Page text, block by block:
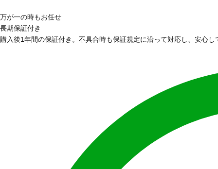
万が一の時もお任せ
長期保証付き
購入後1年間の保証付き。不具合時も保証規定に沿って対応し、安心